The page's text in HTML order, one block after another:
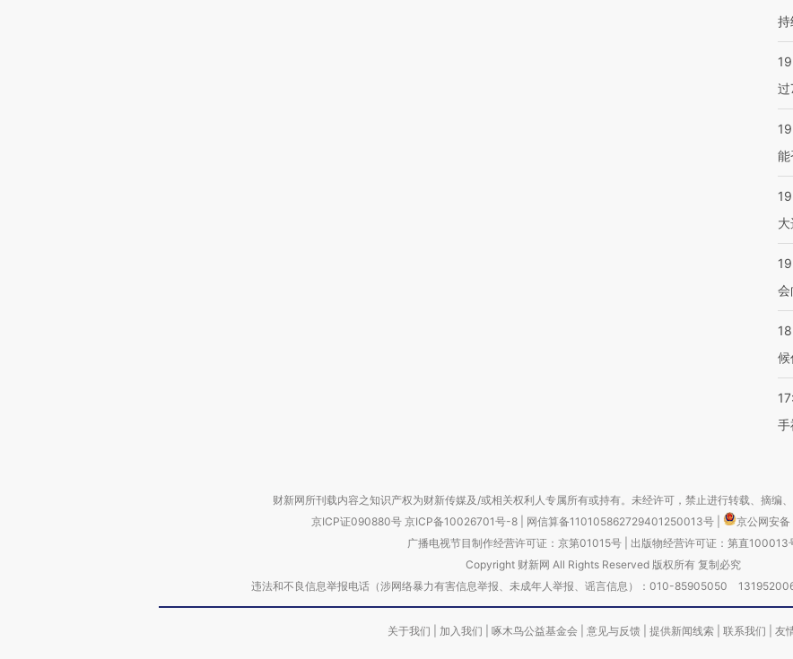
持
能
会
候
手
财新网所刊载内容之知识产权为财新传媒及/或相关权利人专属所有或持有。未经许可，禁止进行转载、摘编
京ICP证090880号 京ICP备10026701号-8 网信算备110105862729401250013号
京公网安
广播电视节目制作经营许可证：京第01015号| 出版物经营许可证：第直100013
Copyright 财新网 All Rights Reserved 版权所有 复制必究
违法和不良信息举报电话（涉网络暴力有害信息举报、未成年人举报、谣言信息）：010-85905050
关于我们 加入我们 啄木鸟公益基金会 意见与反馈 提供新闻线索 联系我们 友